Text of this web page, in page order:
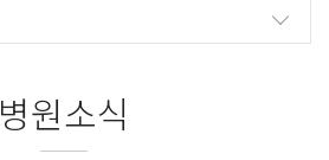
병원소식